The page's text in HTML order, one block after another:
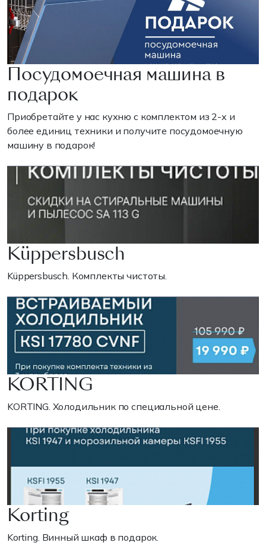
Посудомоечная машина в
подарок
Приобретайте у нас кухню с комплектом из 2-х и
более единиц техники и получите посудомоечную
машину в подарок!
Küppersbusch
Küppersbusch. Комплекты чистоты.
KORTING
KORTING. Холодильник по специальной цене.
Korting
Korting. Винный шкаф в подарок.